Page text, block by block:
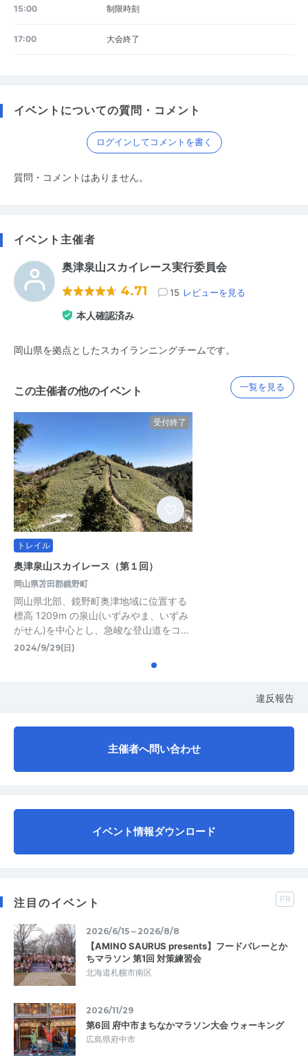
15:00 制限時刻
17:00 大会終了
イベントについての質問・コメント
ログインしてコメントを書く
質問・コメントはありません。
イベント主催者
奥津泉山スカイレース実行委員会
4.71 15 レビューを見る
本人確認済み
岡山県を拠点としたスカイランニングチームです。
この主催者の他のイベント 一覧を見る
受付終了
トレイル
奥津泉山スカイレース（第１回）
岡山県苫田郡鏡野町
岡山県北部、鏡野町奥津地域に位置する
標高 1209m の泉山(いずみやま、いずみ
がせん)を中心とし、急峻な登山道をコ…
2024/9/29(日)
違反報告
主催者へ問い合わせ
イベント情報ダウンロード
注目のイベント PR
2026/6/15～2026/8/8
【AMINO SAURUS presents】フードバレーとか
ちマラソン 第1回 対策練習会
北海道札幌市南区
2026/11/29
第6回 府中市まちなかマラソン大会 ウォーキング
広島県府中市